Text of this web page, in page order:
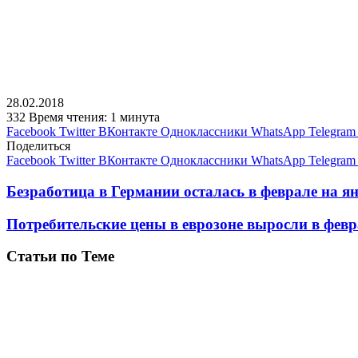
28.02.2018
332 Время чтения: 1 минута
Facebook Twitter ВКонтакте Одноклассники WhatsApp Telegram
Поделиться
Facebook Twitter ВКонтакте Одноклассники WhatsApp Telegram
Безработица в Германии осталась в феврале на
Потребительские цены в еврозоне выросли в
Статьи по Теме